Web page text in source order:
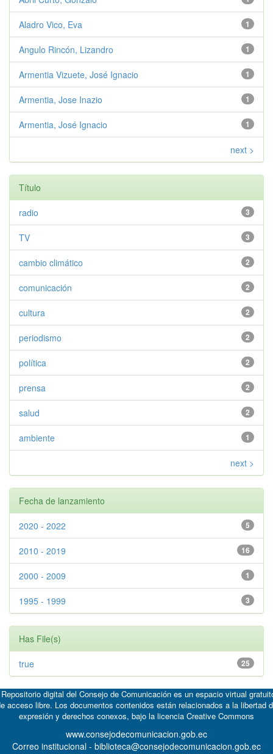
1
Aladro Vico, Eva
1
Angulo Rincón, Lizandro
1
Armentia Vizuete, José Ignacio
1
Armentia, Jose Inazio
1
Armentia, José Ignacio
next >
Título
3
radio
3
TV
2
cambio climático
2
comunicación
2
cultura
2
periodismo
2
política
2
prensa
2
salud
1
ambiente
next >
Fecha de lanzamiento
5
2020 - 2022
16
2010 - 2019
1
2000 - 2009
3
1995 - 1999
Has File(s)
25
true
digital del Consejo de Comunicación es un espacio virtual
acceso libre. Los documentos contenidos están relacionados a la libertad
expresión y derechos conexos, bajo la licencia Creative Commons
www.consejodecomunicacion.gob.ec
Correo institucional - biblioteca@consejodecomunicacion.gob.ec